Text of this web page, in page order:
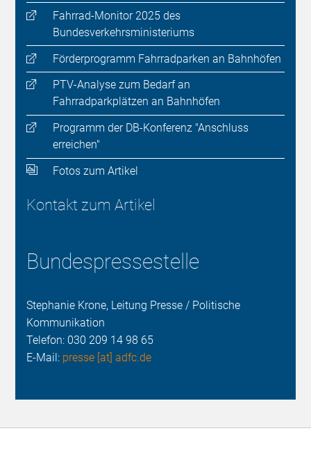
Fahrrad-Monitor 2025 des
Bundesverkehrsministeriums
Förderprogramm Fahrradparken an Bahnhöfen
PTV-Analyse zum Bedarf an
Fahrradparkplätzen an Bahnhöfen
Programm der DB-Konferenz "Anschluss
erreichen"
Fotos zum Artikel
Kontakt zum Artikel
Bundespressestelle
Stephanie Krone, Leitung Presse / Politische
Kommunikation
Telefon: 030 209 14 98 65
E-Mail: presse [at] adfc.de